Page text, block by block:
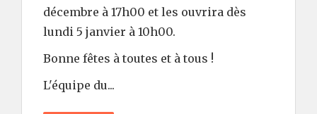
décembre à 17h00 et les ouvrira dès
lundi 5 janvier à 10h00.
Bonne fêtes à toutes et à tous !
L'équipe du...